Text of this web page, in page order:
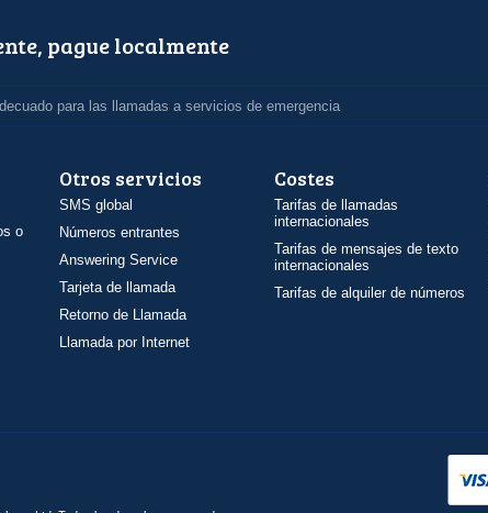
pague localmente
para las llamadas a servicios de emergencia
o
Otros servicios
SMS global
Números entrantes
Answering Service
Tarjeta de llamada
Retorno de Llamada
Llamada por Internet
Costes
Tarifas de llamadas
internacionales
Tarifas de mensajes de texto
internacionales
Tarifas de alquiler de números